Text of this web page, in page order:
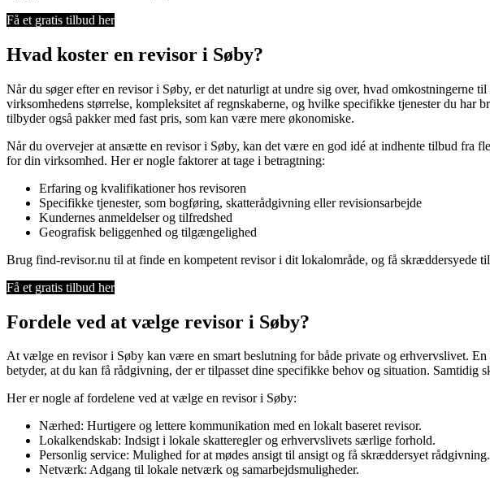
Få et gratis tilbud her
Hvad koster en revisor i Søby?
Når du søger efter en revisor i Søby, er det naturligt at undre sig over, hvad
virksomhedens størrelse, kompleksitet af regnskaberne, og hvilke specifikke tjenester du
tilbyder også pakker med fast pris, som kan være mere økonomiske.
Når du overvejer at ansætte en revisor i Søby, kan det være en god idé at indhente tilbud fra
for din virksomhed. Her er nogle faktorer at tage i betragtning:
Erfaring og kvalifikationer hos revisoren
Specifikke tjenester, som bogføring, skatterådgivning eller revisionsarbejde
Kundernes anmeldelser og tilfredshed
Geografisk beliggenhed og tilgængelighed
Brug find-revisor.nu til at finde en kompetent revisor i dit lokalområde, og få skræddersyede
Få et gratis tilbud her
Fordele ved at vælge revisor i Søby?
At vælge en revisor i Søby kan være en smart beslutning for både private og erhvervslivet.
betyder, at du kan få rådgivning, der er tilpasset dine specifikke behov og situation.
Her er nogle af fordelene ved at vælge en revisor i Søby:
Nærhed: Hurtigere og lettere kommunikation med en lokalt baseret revisor.
Lokalkendskab: Indsigt i lokale skatteregler og erhvervslivets særlige forhold.
Personlig service: Mulighed for at mødes ansigt til ansigt og få skræddersyet rådgivning.
Netværk: Adgang til lokale netværk og samarbejdsmuligheder.